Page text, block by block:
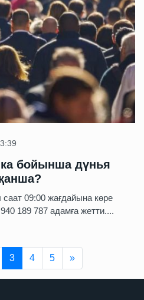
бойынша дүнья
09:00 жағдайына көре
189 787 адамға жетти....
3 4 5 »Next